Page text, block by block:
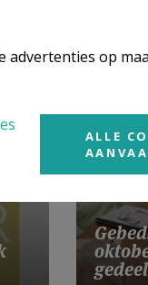
advertenties op
ALLE